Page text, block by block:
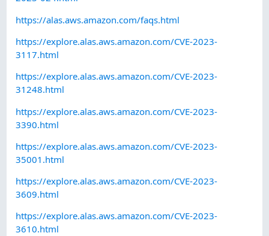
https://alas.aws.amazon.com/faqs.html
https://explore.alas.aws.amazon.com/CVE-2023-
3117.html
https://explore.alas.aws.amazon.com/CVE-2023-
31248.html
https://explore.alas.aws.amazon.com/CVE-2023-
3390.html
https://explore.alas.aws.amazon.com/CVE-2023-
35001.html
https://explore.alas.aws.amazon.com/CVE-2023-
3609.html
https://explore.alas.aws.amazon.com/CVE-2023-
3610.html